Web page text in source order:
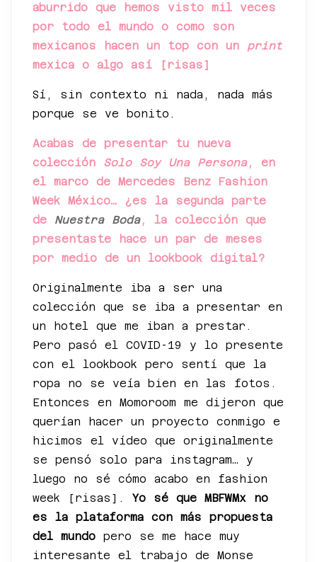
aburrido que hemos visto mil veces
por todo el mundo o como son
mexicanos hacen un top con un print
mexica o algo así [risas]
Sí, sin contexto ni nada, nada más
porque se ve bonito.
Acabas de presentar tu nueva
colección
Solo Soy Una Persona, en
el marco de Mercedes Benz Fashion
Week México… ¿es la segunda parte
de Nuestra Boda, la colección que
presentaste hace un par de meses
por medio de un lookbook digital?
Originalmente iba a ser una
colección que se iba a presentar en
un hotel que me iban a prestar.
Pero pasó el COVID-19 y lo presente
con el lookbook pero sentí que la
ropa no se veía bien en las fotos.
Entonces en Momoroom me dijeron que
querían hacer un proyecto conmigo e
hicimos el vídeo que originalmente
se pensó solo para instagram… y
luego no sé cómo acabo en fashion
week [risas]. Yo sé que MBFWMx no
es la plataforma con más propuesta
del mundo pero se me hace muy
interesante el trabajo de Monse